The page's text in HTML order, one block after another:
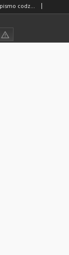
Wiadomości Mazurskie : pismo codzienne. 1946 (R. 2), nr 141 (152)